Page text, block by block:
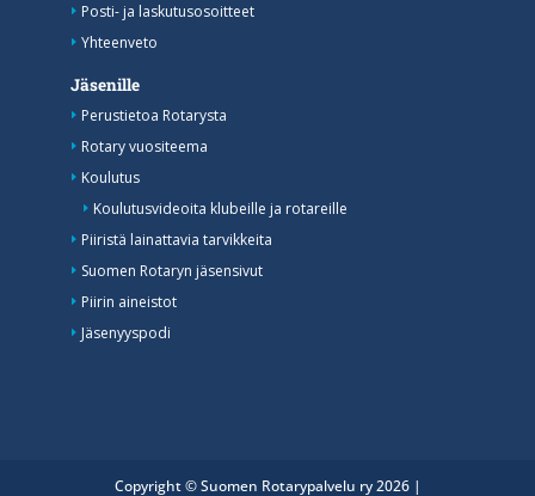
Posti- ja laskutusosoitteet
Yhteenveto
Jäsenille
Perustietoa Rotarysta
Rotary vuositeema
Koulutus
Koulutusvideoita klubeille ja rotareille
Piiristä lainattavia tarvikkeita
Suomen Rotaryn jäsensivut
Piirin aineistot
Jäsenyyspodi
Copyright © Suomen Rotarypalvelu ry 2026 |